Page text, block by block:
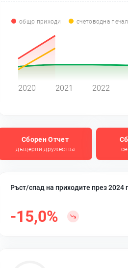
общо приходи счетоводна
2020 2021 2022
Сборен Отчет
дъщерни дружества
Ръст/спад на приходите през 2024
-15,0%